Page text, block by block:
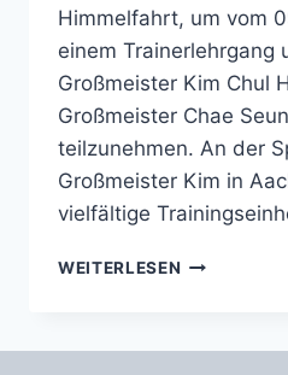
Himmelfahrt, um vom
einem Trainerlehrgang
Großmeister Kim Chul
Großmeister Chae
teilzunehmen. An der
Großmeister Kim in
vielfältige
WEITERLESEN